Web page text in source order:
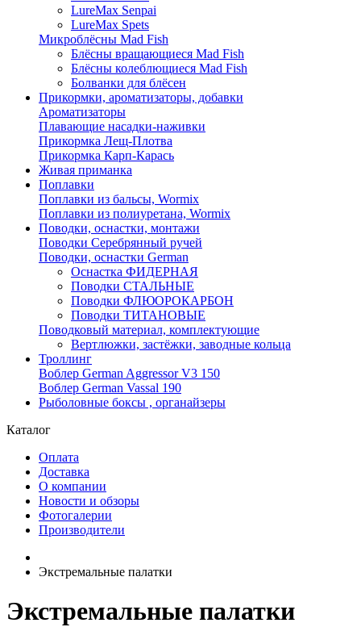
LureMax Senpai
LureMax Spets
Микроблёсны Mad Fish
Блёсны вращающиеся Mad Fish
Блёсны колеблющиеся Mad Fish
Болванки для блёсен
Прикормки, ароматизаторы, добавки
Ароматизаторы
Плавающие насадки-наживки
Прикормка Лещ-Плотва
Прикормка Карп-Карась
Живая приманка
Поплавки
Поплавки из бальсы, Wormix
Поплавки из полиуретана, Wormix
Поводки, оснастки, монтажи
Поводки Серебрянный ручей
Поводки, оснастки German
Оснастка ФИДЕРНАЯ
Поводки СТАЛЬНЫЕ
Поводки ФЛЮОРОКАРБОН
Поводки ТИТАНОВЫЕ
Поводковый материал, комплектующие
Вертлюжки, застёжки, заводные кольца
Троллинг
Воблер German Aggressor V3 150
Воблер German Vassal 190
Рыболовные боксы , органайзеры
Каталог
Оплата
Доставка
О компании
Новости и обзоры
Фотогалерии
Производители
Экстремальные палатки
Экстремальные палатки